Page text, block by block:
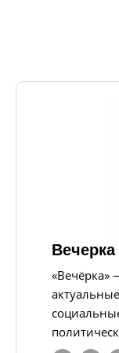
Вечерка
«Вечёрка»